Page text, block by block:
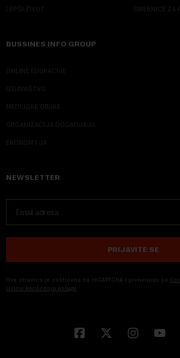
LEPŠI ŽIVOT SMERNICE ZA
BUSSINES INFO GROUP
ONLINE EDUKACIJE
IZDAVAŠTVO
MEDIJSKE OBUKE
ORGANIZACIJA DOGADJAJA
EKONOM I JA
NEWSLETTER
PRIJAVITE SE
Ova stranica je zaštićena sa reCAPTCHA i primenjuju se
Uslovi korišćenja usluge